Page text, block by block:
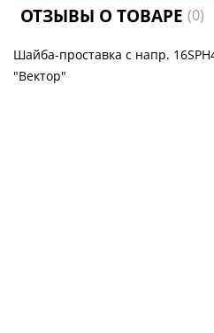
ОТЗЫВЫ О ТОВАРЕ(0)
Шайба-проставка с напр.
"Вектор"